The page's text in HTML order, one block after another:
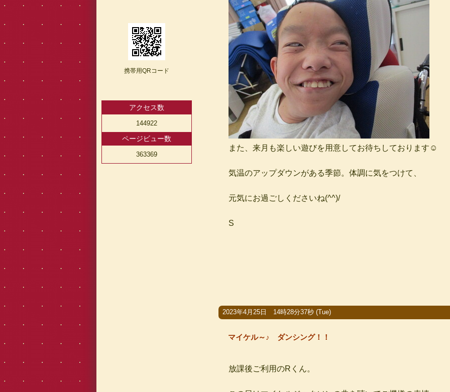
また、来月も楽しい遊びを用意してお待ちしております☺
気温のアップダウンがある季節。体調に気をつけて、
元気にお過ごしくださいね(^^)/
S
2023年4月25日 14時28分37秒 (Tue)
マイケル～♪ ダンシング！！
放課後ご利用のRくん。
携帯用QRコード
アクセス数
144922
ページビュー数
363369